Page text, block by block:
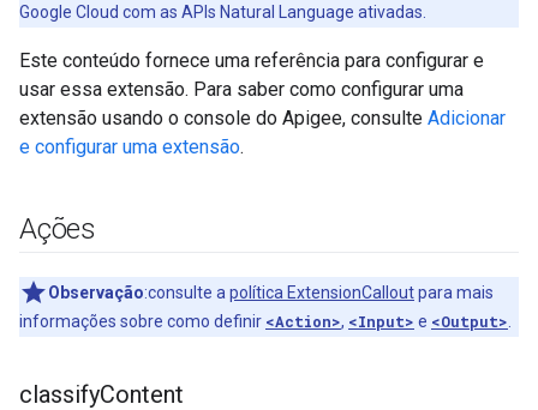
Google Cloud com as APIs Natural Language ativadas.
Este conteúdo fornece uma referência para configurar e
usar essa extensão. Para saber como configurar uma
extensão usando o console do Apigee, consulte Adicionar
e configurar uma extensão.
Ações
Observação:consulte a política ExtensionCalloutpara mais
informações sobre como definir <Action>, <Input> e <Output>
classifyContent